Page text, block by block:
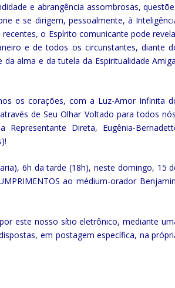
e abrangência assombrosas,
e se dirigem, pessoalmente, à
o Espírito comunicante pode
e de todos os circunstantes, diante
alma e da tutela da Espiritualidade
os corações, com a Luz-Amor Infinita
de Seu Olhar Voltado para todos
Direta, Eugênia-
6h da tarde (18h), neste domingo, 15
ao médium-orador
este nosso sítio eletrônico, mediante
em postagem específica, na